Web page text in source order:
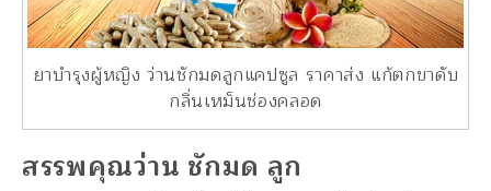
ยาบำรุงผู้หญิง ว่านชักมดลูกแคปซูล ราคาส่ง แก้ตกขาดับ
กลิ่นเหม็นช่องคลอด
สรรพคุณว่าน ชักมด ลูก